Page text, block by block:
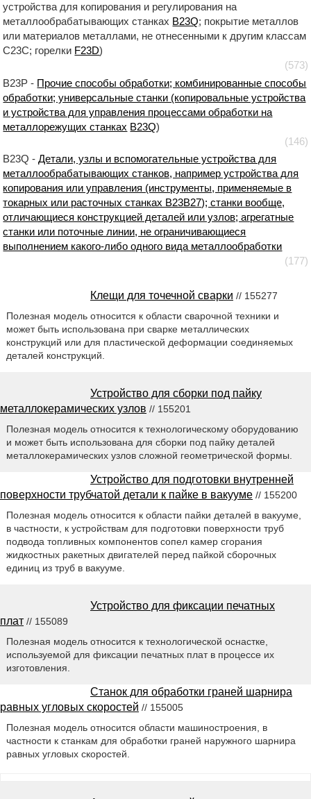
устройства для копирования и регулирования на
металлообрабатывающих станках B23Q; покрытие металлов
или материалов металлами, не отнесенными к другим классам
C23C; горелки F23D)
(573)
B23P - Прочие способы обработки; комбинированные способы
обработки; универсальные станки (копировальные устройства
и устройства для управления процессами обработки на
металлорежущих станках B23Q)
(146)
B23Q -Детали, узлы и вспомогательные устройства для
металлообрабатывающих станков, например устройства для
копирования или управления (инструменты, применяемые в
токарных или расточных станках B23B27); станки вообще,
отличающиеся конструкцией деталей или узлов; агрегатные
станки или поточные линии, не ограничивающиеся
выполнением какого-либо одного вида металлообработки
(177)
Клещи для точечной сварки // 155277
Полезная модель относится к области сварочной техники и
может быть использована при сварке металлических
конструкций или для пластической деформации соединяемых
деталей конструкций.
Устройство для сборки под пайку
металлокерамических узлов // 155201
Полезная модель относится к технологическому оборудованию
и может быть использована для сборки под пайку деталей
металлокерамических узлов сложной геометрической формы.
Устройство для подготовки внутренней
поверхности трубчатой детали к пайке в вакууме // 155200
Полезная модель относится к области пайки деталей в вакууме,
в частности, к устройствам для подготовки поверхности труб
подвода топливных компонентов сопел камер сгорания
жидкостных ракетных двигателей перед пайкой сборочных
единиц из труб в вакууме.
Устройство для фиксации печатных
плат // 155089
Полезная модель относится к технологической оснастке,
используемой для фиксации печатных плат в процессе их
изготовления.
Станок для обработки граней шарнира
равных угловых скоростей // 155005
Полезная модель относится области машиностроения, в
частности к станкам для обработки граней наружного шарнира
равных угловых скоростей.